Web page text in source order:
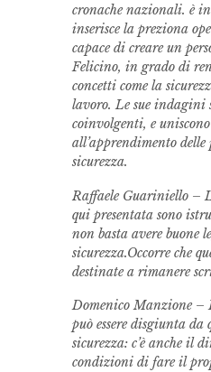
cronache nazionali. è in
inserisce la preziona
capace di creare un
Felicino, in grado di
concetti come la
lavoro. Le sue indagini
coinvolgenti, e
all’apprendimento
sicurezza.
Raffaele Guariniello –
qui presentata sono
non basta avere buone
sicurezza.Occorre che
destinate a rimanere
Domenico Manzione
può essere disgiunta
sicurezza: c’è anche il
condizioni di fare il